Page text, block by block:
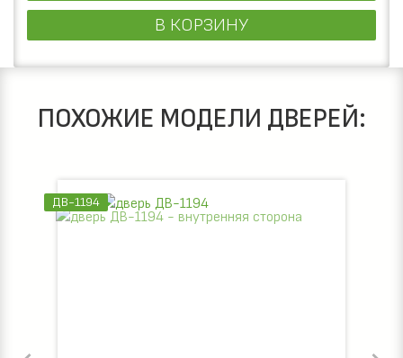
В КОРЗИНУ
ПОХОЖИЕ МОДЕЛИ ДВЕРЕЙ:
ДВ-1194